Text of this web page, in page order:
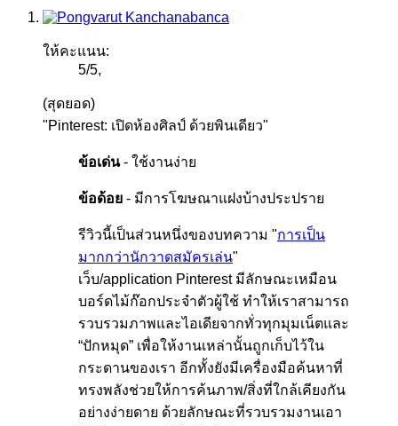
ให้คะแนน:
5/5,
(สุดยอด)
"Pinterest: เปิดห้องศิลป์ ด้วยพินเดียว"
ข้อเด่น- ใช้งานง่าย
ข้อด้อย - มีการโฆษณาแฝงบ้างประปราย
รีวิวนี้เป็นส่วนหนึ่งของบทความ "การเป็น
มากกว่านักวาดสมัครเล่น"
เว็บ/application Pinterest มีลักษณะเหมือน
บอร์ดไม้ก๊อกประจำตัวผู้ใช้ ทำให้เราสามารถ
รวบรวมภาพและไอเดียจากทั่วทุกมุมเน็ตและ
“ปักหมุด” เพื่อให้งานเหล่านั้นถูกเก็บไว้ใน
กระดานของเรา อีกทั้งยังมีเครื่องมือค้นหาที่
ทรงพลังช่วยให้การค้นภาพ/สิ่งที่ใกล้เคียงกัน
อย่างง่ายดาย ด้วยลักษณะที่รวบรวมงานเอา